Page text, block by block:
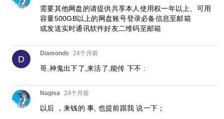
需要其他网盘的请提供共享本人使用权一年以上、可用
容量500GB以上的网盘账号登录必备信息至邮箱
或发送实时通讯软件好友二维码至邮箱
D
Diamonds 24个月前
哥,神鬼出下了,来活了,能传 下不 :
Nagisa 24个月前
以后 ，来钱的 事, 也提前跟我 说一下；